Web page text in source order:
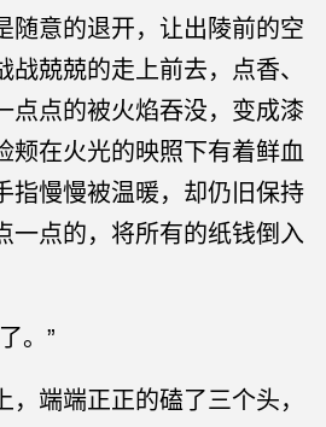
随意的退开，让出陵前的空
兢兢的走上前去，点香、
点点的被火焰吞没，变成漆
颊在火光的映照下有着鲜血
指慢慢被温暖，却仍旧保持
一点的，将所有的纸钱倒入
。”
，端端正正的磕了三个头，